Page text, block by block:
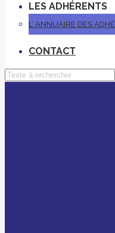
LES ADHÉRENTS
L’ ANNUAIRE DES
CONTACT